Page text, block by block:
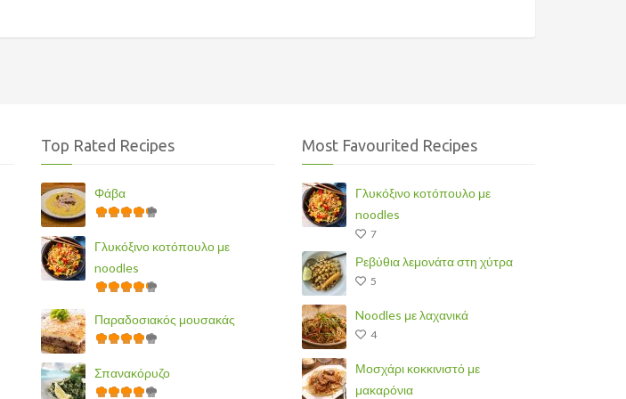
Top Rated Recipes
Φάβα
Γλυκόξινο κοτόπουλο με
noodles
Παραδοσιακός μουσακάς
Σπανακόρυζο
Most Favourited Recipes
Γλυκόξινο κοτόπουλο με
noodles
7
Ρεβύθια λεμονάτα στη χύτρα
5
Noodles με λαχανικά
4
Μοσχάρι κοκκινιστό με
μακαρόνια